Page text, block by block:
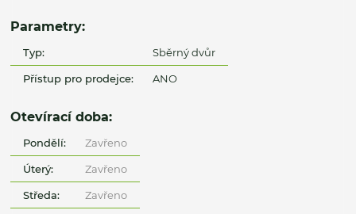
Parametry:
Typ: Sběrný dvůr
Přístup pro prodejce: ANO
Otevírací doba:
Pondělí: Zavřeno
Úterý: Zavřeno
Středa: Zavřeno